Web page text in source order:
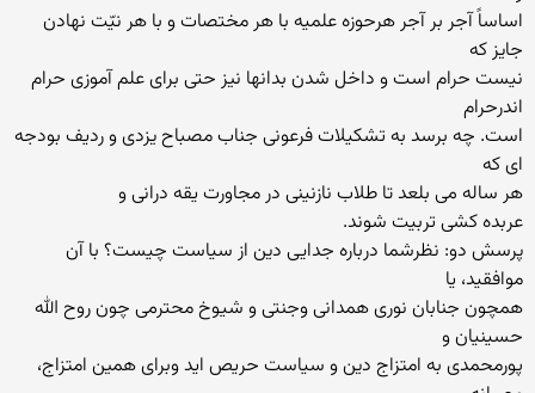
اساساً آجر بر آجر هرحوزه علمیه با هر مختصات و با هر نیّت نهادن
جایز که
نیست حرام است و داخل شدن بدانها نیز حتی برای علم آموزی حرام
اندرحرام
است. چه برسد به تشکیلات فرعونی جناب مصباح یزدی و ردیف بودجه
ای که
هر ساله می بلعد تا طلاب نازنینی در مجاورت یقه درانی و
عربده کشی تربیت شوند.
پرسش دو: نظرشما درباره جدایی دین از سیاست چیست؟ با آن
موافقید، یا
همچون جنابان نوری همدانی وجنتی و شیوخ محترمی چون روح الله
حسینیان و
پورمحمدی به امتزاج دین و سیاست حریص اید وبرای همین امتزاج،